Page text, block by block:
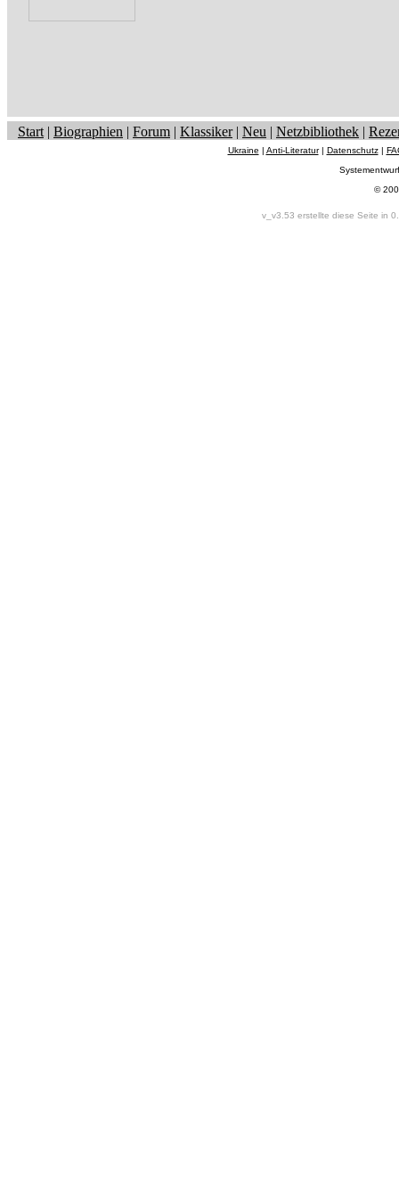
Start | Biographien | Forum | Klassiker| Neu | Netzbibliothek |
Ukraine | Anti-Literatur| Datenschutz|
©
v_v3.53 erstellte diese Seite in